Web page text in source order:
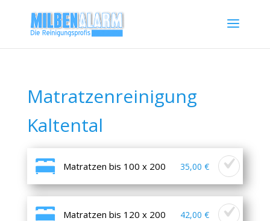
Matratzenreinigung
Kaltental
Matratzen bis 100 x 200 35,00 €
Matratzen bis 120 x 200 42,00 €